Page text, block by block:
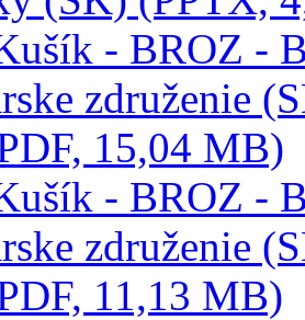
- BROZ -
združenie
15,04 MB)
- BROZ -
združenie
11,13 MB)